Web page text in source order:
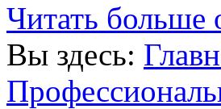
Читать больше
Вы здесь: